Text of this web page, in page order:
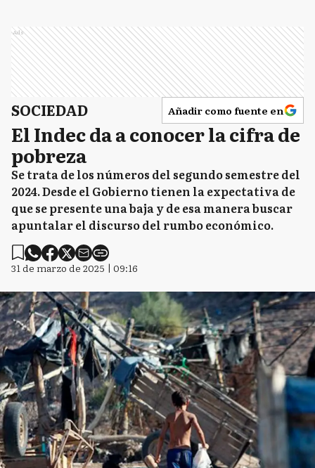
Ads
SOCIEDAD Añadir como fuente en
El Indec da a conocer la cifra de
pobreza
Se trata de los números del segundo semestre del
2024. Desde el Gobierno tienen la expectativa de
que se presente una baja y de esa manera buscar
apuntalar el discurso del rumbo económico.
31 de marzo de 2025 | 09:16